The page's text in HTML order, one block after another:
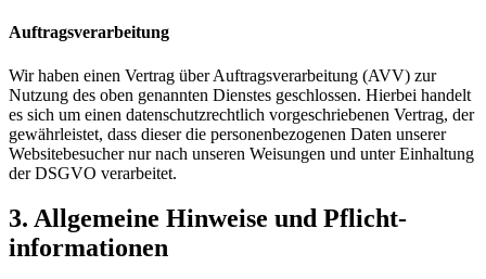
Auftragsverarbeitung
Wir haben einen Vertrag über Auftragsverarbeitung (AVV) zur
Nutzung des oben genannten Dienstes geschlossen. Hierbei handelt
es sich um einen datenschutzrechtlich vorgeschriebenen Vertrag, der
gewährleistet, dass dieser die personenbezogenen Daten unserer
Websitebesucher nur nach unseren Weisungen und unter Einhaltung
der DSGVO verarbeitet.
3. Allgemeine Hinweise und Pflicht­
informationen